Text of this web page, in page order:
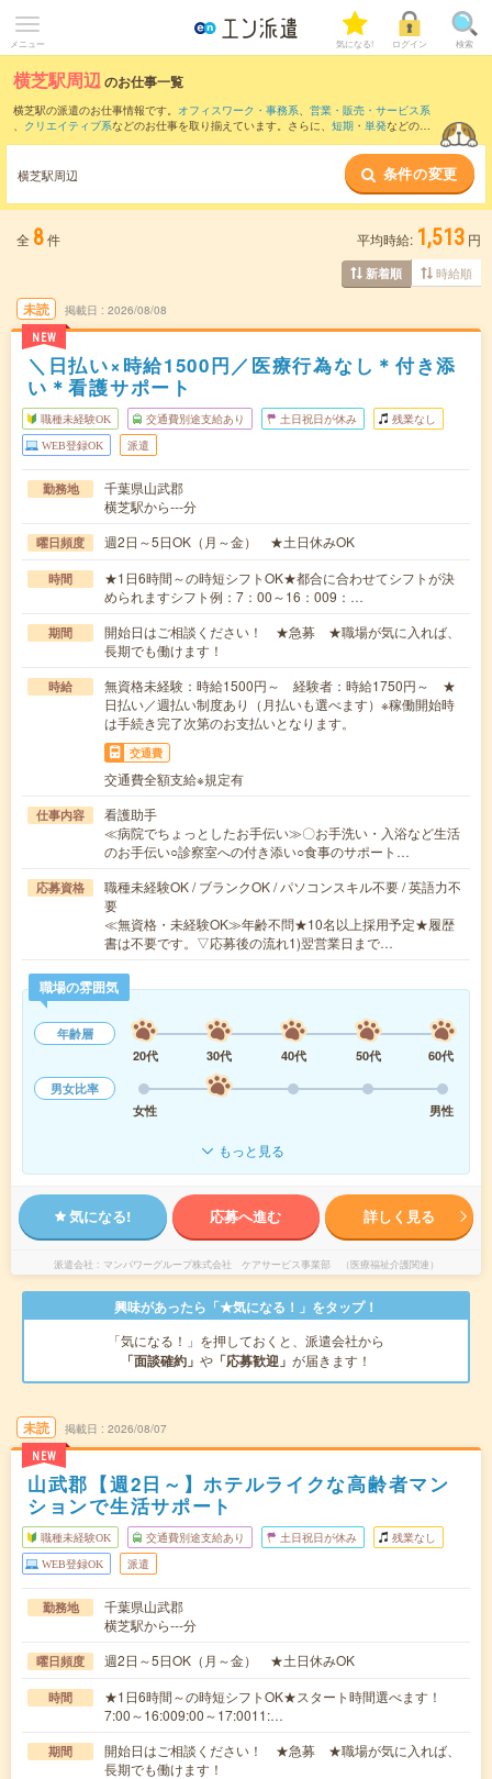
メニュー 気になる! ログイン 検索
横芝駅周辺のお仕事一覧
横芝駅の派遣のお仕事情報です。 オフィスワーク・事務系、 営業・販売・サービス系
、 クリエイティブ系などのお仕事を取り揃えています。さらに、 短期 ・ 単発などの期
また、芝山千代田駅
など近隣駅のお仕事も
ご確認いただけます。
横芝駅周辺 条件の変更
全 8件 平均時給: 1,513 円
新着順 時給順
未読
NEW
掲載日 2026/08/08
＼日払い×時給1500円／医療行為なし＊付き添
い＊看護サポート
職種未経験OK 交通費別途支給あり 土日祝日が休み 残業なし
WEB登録OK 派遣
勤務地
千葉県山武郡
横芝駅から---分
曜日頻度 週2日～5日OK（月～金） ★土日休みOK
時間
★1日6時間～の時短シフトOK★都合に合わせてシフトが決
められますシフト例：7：00～16：009：…
期間
開始日はご相談ください！ ★急募 ★職場が気に入れば、
長期でも働けます！
時給
無資格未経験：時給1500円～ 経験者：時給1750円～ ★
日払い／週払い制度あり（月払いも選べます）※稼働開始時
は手続き完了次第のお支払いとなります。
交通費
交通費全額支給※規定有
仕事内容
看護助手
≪病院でちょっとしたお手伝い≫〇お手洗い・入浴など生活
のお手伝い○診察室への付き添い○食事のサポート…
応募資格
職種未経験OK / ブランクOK / パソコンスキル不要 / 英語力不
要
≪無資格・未経験OK≫年齢不問★10名以上採用予定★履歴
書は不要です。▽応募後の流れ1)翌営業日まで…
職場の雰囲気
年齢層
20代
30代 40代 50代
60代
男女比率
女性
男性
もっと見る
気になる! 応募へ進む 詳しく見る
派遣会社 マンパワーグループ株式会社 ケアサービス事業部 （医療福祉介護関連）
興味があったら「★気になる！」をタップ！
「気になる！」を押しておくと、派遣会社から
「面談確約」 や 「応募歓迎」 が届きます！
未読
NEW
掲載日 2026/08/07
山武郡【週2日～】ホテルライクな高齢者マン
ションで生活サポート
職種未経験OK 交通費別途支給あり 土日祝日が休み 残業なし
WEB登録OK 派遣
勤務地
千葉県山武郡
横芝駅から---分
曜日頻度 週2日～5日OK（月～金） ★土日休みOK
時間
★1日6時間～の時短シフトOK★スタート時間選べます！
7:00～16:009:00～17:0011:…
期間
開始日はご相談ください！ ★急募 ★職場が気に入れば、
長期でも働けます！